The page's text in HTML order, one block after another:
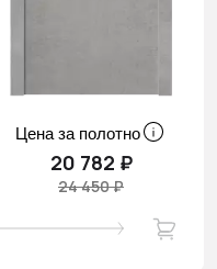
Цена за полотно
20 782 ₽
24 450 ₽